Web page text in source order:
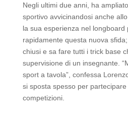
Negli ultimi due anni, ha
sportivo avvicinandosi anche
la sua esperienza nel longboard
rapidamente questa nuova
chiusi e sa fare tutti i trick base
supervisione di un insegnante.
sport a tavola”, confessa
si sposta spesso per
competizioni.